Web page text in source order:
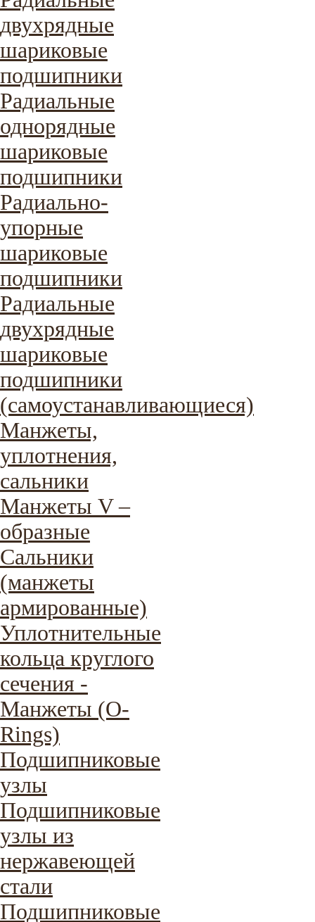
двухрядные
шариковые
подшипники
Радиальные
однорядные
шариковые
подшипники
Радиально-
упорные
шариковые
подшипники
Радиальные
двухрядные
шариковые
подшипники
(самоустанавливающиеся)
Манжеты,
уплотнения,
сальники
Манжеты V –
образные
Сальники
(манжеты
армированные)
Уплотнительные
кольца круглого
сечения -
Манжеты (O-
Rings)
Подшипниковые
узлы
Подшипниковые
узлы из
нержавеющей
стали
Подшипниковые